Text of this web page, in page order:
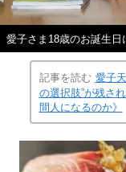
愛子さま18歳のお誕生
記事を読む 愛子
の選択肢”が残さ
間人になるのか》